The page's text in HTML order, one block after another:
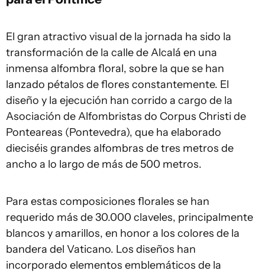
El gran atractivo visual de la jornada ha sido la
transformación de la calle de Alcalá en una
inmensa alfombra floral, sobre la que se han
lanzado pétalos de flores constantemente. El
diseño y la ejecución han corrido a cargo de la
Asociación de Alfombristas do Corpus Christi de
Ponteareas (Pontevedra), que ha elaborado
dieciséis grandes alfombras de tres metros de
ancho a lo largo de más de 500 metros.
Para estas composiciones florales se han
requerido más de 30.000 claveles, principalmente
blancos y amarillos, en honor a los colores de la
bandera del Vaticano. Los diseños han
incorporado elementos emblemáticos de la